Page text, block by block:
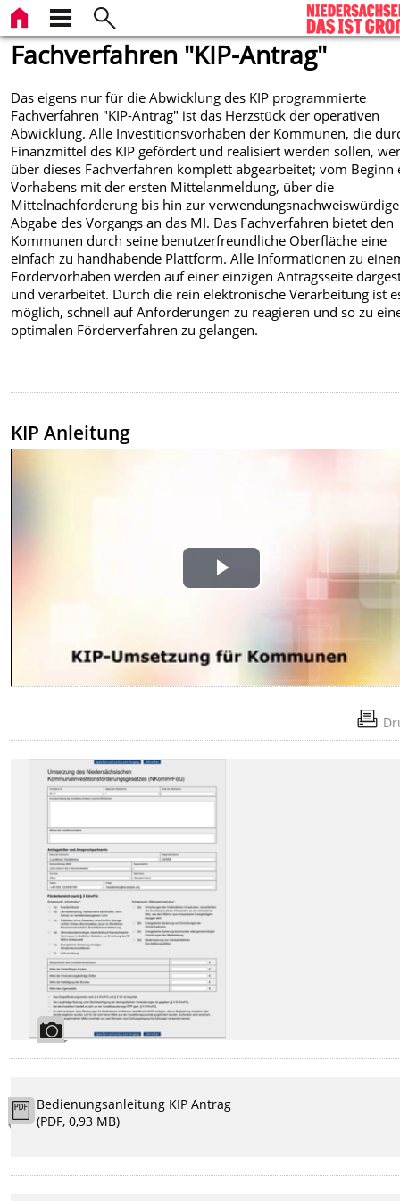
Fachverfahren "KIP-Antrag"
Das eigens nur für die Abwicklung des KIP programmierte
Fachverfahren "KIP-Antrag" ist das Herzstück der operativen
Abwicklung. Alle Investitionsvorhaben der Kommunen, die
Finanzmittel des KIP gefördert und realisiert werden sollen,
über dieses Fachverfahren komplett abgearbeitet; vom Beginn
Vorhabens mit der ersten Mittelanmeldung, über die
Mittelnachforderung bis hin zur
Abgabe des Vorgangs an das MI. Das Fachverfahren bietet den
Kommunen durch seine benutzerfreundliche Oberfläche eine
einfach zu handhabende Plattform. Alle Informationen zu
Fördervorhaben werden auf einer einzigen Antragsseite
und verarbeitet. Durch die rein elektronische Verarbeitung ist
möglich, schnell auf Anforderungen zu reagieren und so zu
optimalen Förderverfahren zu gelangen.
KIP Anleitung
Play
Bedienungsanleitung KIP Antrag
(PDF, 0,93 MB)